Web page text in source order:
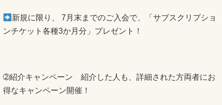
新規に限り、 7月末までのご入会で、「サブスクリプショ
ンチケット各種3か月分」プレゼント！
➁紹介キャンペーン 紹介した人も、詳細された方両者にお
得なキャンペーン開催！